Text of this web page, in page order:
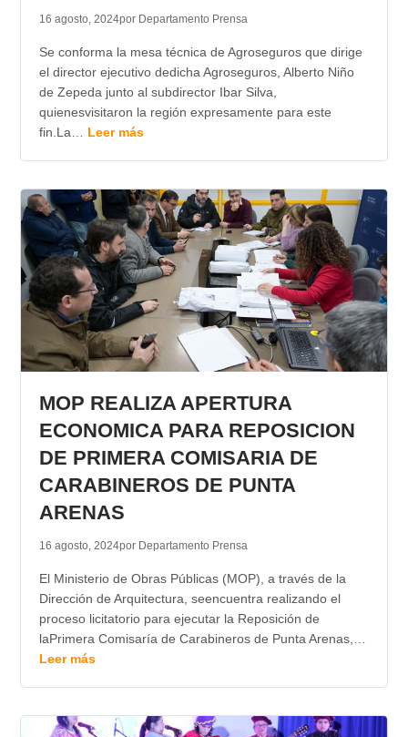
16 agosto, 2024por Departamento Prensa
Se conforma la mesa técnica de Agroseguros que dirige
el director ejecutivo dedicha Agroseguros, Alberto Niño
de Zepeda junto al subdirector Ibar Silva,
quienesvisitaron la región expresamente para este
fin.La… Leer más
MOP REALIZA APERTURA
ECONOMICA PARA REPOSICION
DE PRIMERA COMISARIA DE
CARABINEROS DE PUNTA
ARENAS
16 agosto, 2024por Departamento Prensa
El Ministerio de Obras Públicas (MOP), a través de la
Dirección de Arquitectura, seencuentra realizando el
proceso licitatorio para ejecutar la Reposición de
laPrimera Comisaría de Carabineros de Punta Arenas,…
Leer más